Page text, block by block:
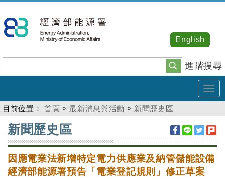
到
主
內
容
進階搜尋
English
目前位置： 首頁 >最新消息與活動 > 新聞歷史區
:::
新聞歷史區
因應電業法新增特定電力供應業及納管儲能設備
經濟部能源署預告「電業登記規則」修正草案